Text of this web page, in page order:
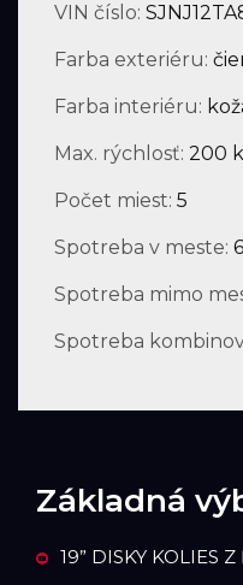
VIN číslo:
Farba exteriéru:
Farba interiéru:
Max. rýchlosť: 200
Počet miest: 5
Spotreba v meste:
Spotreba mimo
Spotreba
Základná
19” DISKY KOLIES